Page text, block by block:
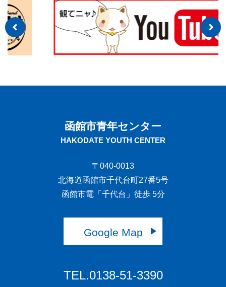
函館市青年センター
HAKODATE YOUTH CENTER
〒040-0013
北海道函館市千代台町27番5号
函館市電「千代台」徒歩 5分
Google Map
TEL.0138-51-3390